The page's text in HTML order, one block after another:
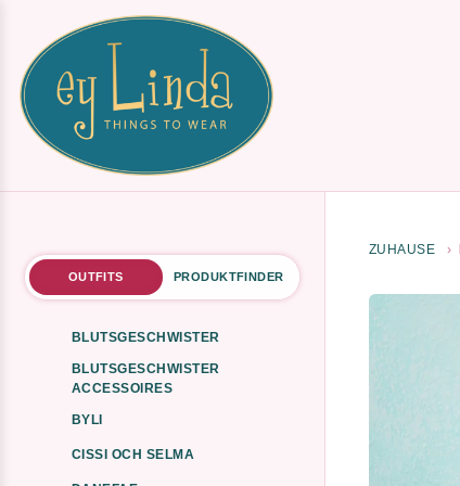
OUTFITS PRODUKTFINDER
BLUTSGESCHWISTER
BLUTSGESCHWISTER
ACCESSOIRES
BYLI
CISSI OCH SELMA
ZUHAUSE